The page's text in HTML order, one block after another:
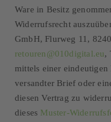
Ware in Besitz
Widerrufsrecht
GmbH, Flurweg 11,
retouren@010digital.eu,
mittels einer
versandter Brief oder
diesen Vertrag zu
dieses Muster-